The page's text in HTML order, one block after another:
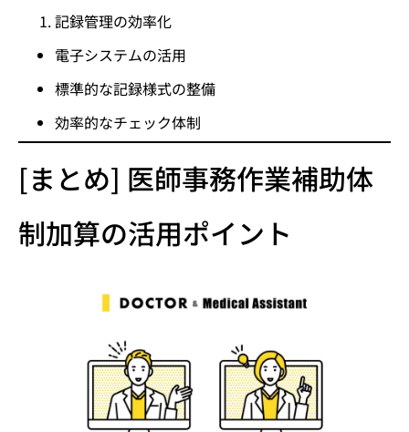
記録管理の効率化
電子システムの活用
標準的な記録様式の整備
効率的なチェック体制
[まとめ] 医師事務作業補助体
制加算の活用ポイント